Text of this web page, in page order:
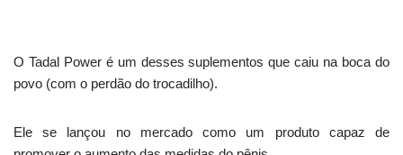
O Tadal Power é um desses suplementos que caiu na boca do
povo (com o perdão do trocadilho).
Ele se lançou no mercado como um produto capaz de